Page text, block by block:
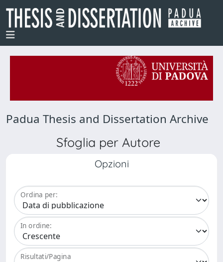
Padua Thesis and Dissertation Archive
Sfoglia per Autore
Opzioni
Ordina per:
In ordine:
Risultati/Pagina